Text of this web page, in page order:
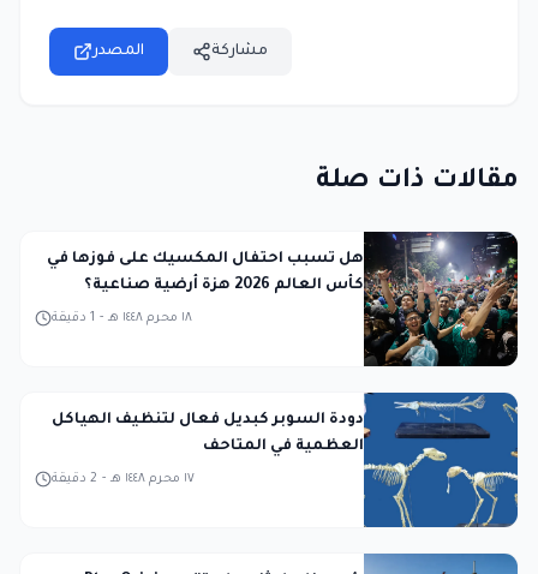
المصدر مشاركة
مقالات ذات صلة
هل تسبب احتفال المكسيك على فوزها في
كأس العالم 2026 هزة أرضية صناعية؟
1 دقيقة - ١٨ محرم ١٤٤٨ هـ
دودة السوبر كبديل فعال لتنظيف الهياكل
العظمية في المتاحف
2 دقيقة - ١٧ محرم ١٤٤٨ هـ